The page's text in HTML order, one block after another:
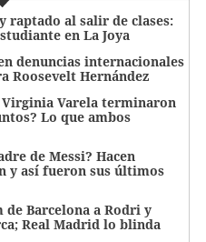
raptado al salir de clases:
en La Joya
denuncias internacionales
Roosevelt Hernández
Varela terminaron
Lo que ambos
de Messi? Hacen
y así fueron sus últimos
Barcelona a Rodri y
Real Madrid lo blinda